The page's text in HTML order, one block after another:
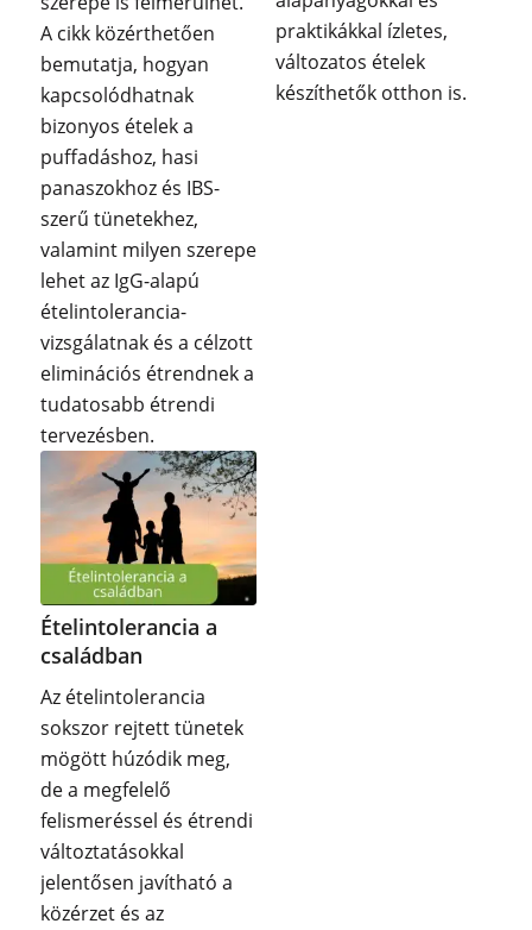
A cikk közérthetően
bemutatja, hogyan
kapcsolódhatnak
bizonyos ételek a
puffadáshoz, hasi
panaszokhoz és IBS-
szerű tünetekhez,
valamint milyen szerepe
lehet az IgG-alapú
ételintolerancia-
vizsgálatnak és a célzott
eliminációs étrendnek a
tudatosabb étrendi
tervezésben.
praktikákkal ízletes,
változatos ételek
készíthetők otthon is.
Ételintolerancia a
családban
Az ételintolerancia
sokszor rejtett tünetek
mögött húzódik meg,
de a megfelelő
felismeréssel és étrendi
változtatásokkal
jelentősen javítható a
közérzet és az